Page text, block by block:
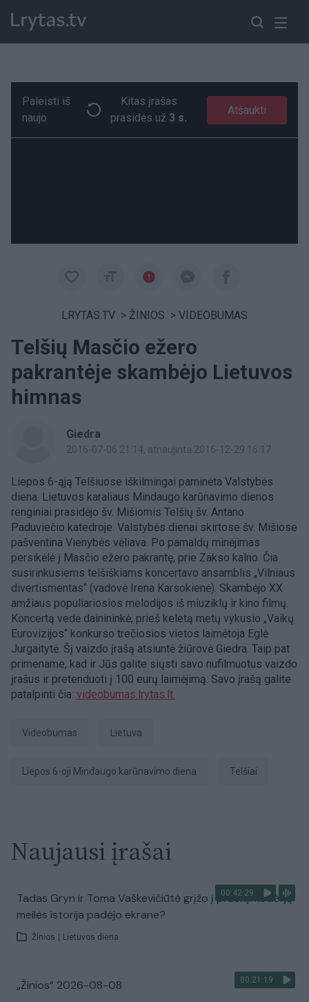
Paremkite Ukrainą
Paleisti iš
naujo
Kitas įrašas
prasidės už3 s.
Atšaukti
LRYTAS.TV > ŽINIOS > VIDEOBUMAS
Telšių Masčio ežero
pakrantėje skambėjo Lietuvos
himnas
Giedra
2016-07-06 21:14, atnaujinta 2016-12-29 16:17
Liepos 6-ąją Telšiuose iškilmingai paminėta Valstybės
diena. Lietuvos karaliaus Mindaugo karūnavimo dienos
renginiai prasidėjo šv. Mišiomis Telšių šv. Antano
Paduviečio katedroje. Valstybės dienai skirtose šv. Mišiose
pašventina Vienybės vėliava. Po pamaldų minėjimas
persikėlė į Masčio ežero pakrantę, prie Zakso kalno. Čia
susirinkusiems telšiškiams koncertavo ansamblis „Vilniaus
divertismentas“ (vadovė Irena Karsokienė). Skambėjo XX
amžiaus populiariosios melodijos iš miuziklų ir kino filmų.
Koncertą vedė dainininkė, prieš keletą metų vykusio „Vaikų
Eurovizijos“ konkurso trečiosios vietos laimėtoja Eglė
Jurgaitytė. Šį vaizdo įrašą atsiuntė žiūrovė Giedra. Taip pat
primename, kad ir Jūs galite siųsti savo nufilmuotus vaizdo
įrašus ir pretenduoti į 100 eurų laimėjimą. Savo įrašą galite
patalpinti čia: videobumas.lrytas.lt.
videobumas Lietuva
Liepos 6-oji Mindaugo karūnavimo diena Telšiai
Naujausi įrašai
00:42:29
Tadas Gryn ir Toma Vaškevičiūtė grįžo į praeitį: kodėl jų
meilės istorija padėjo ekrane?
Žinios Lietuvos diena
00:21:19
„Žinios“ 2026-08-08